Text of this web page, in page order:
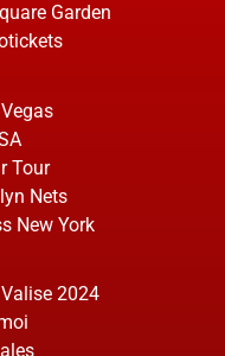
Garden
Tour
Nets
New York
2024